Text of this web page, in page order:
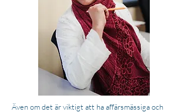
Även om det är viktigt att ha affärsmässiga och